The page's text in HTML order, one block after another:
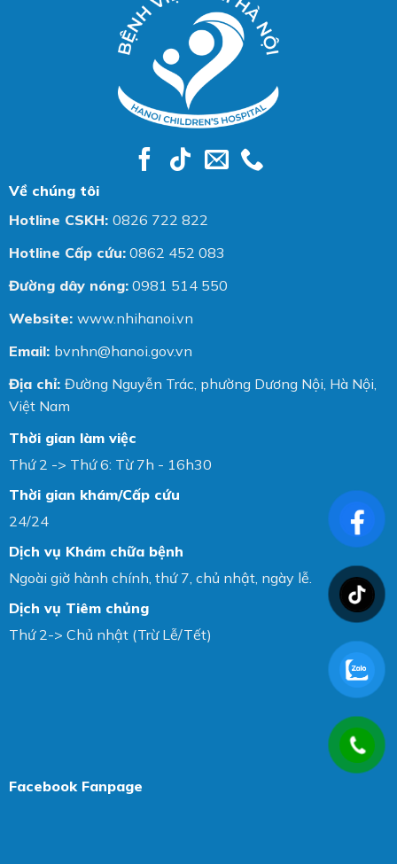
Về chúng tôi
Hotline CSKH: 0826 722 822
Hotline Cấp cứu: 0862 452 083
Đường dây nóng: 0981 514 550
Website: www.nhihanoi.vn
Email: bvnhn@hanoi.gov.vn
Địa chỉ: Đường Nguyễn Trác, phường Dương Nội, Hà Nội,
Việt Nam
Thời gian làm việc
Thứ 2 -> Thứ 6: Từ 7h - 16h30
Thời gian khám/Cấp cứu
24/24
Dịch vụ Khám chữa bệnh
Ngoài giờ hành chính, thứ 7, chủ nhật, ngày lễ.
Dịch vụ Tiêm chủng
Thứ 2-> Chủ nhật (Trừ Lễ/Tết)
Facebook Fanpage